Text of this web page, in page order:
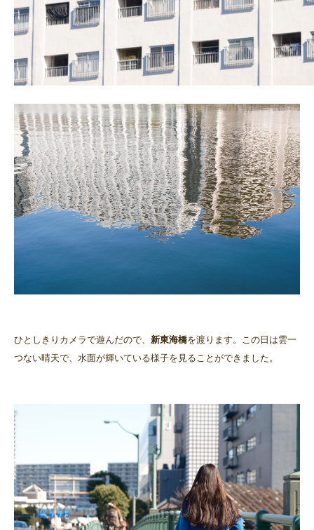
ひとしきりカメラで遊んだので、 新東海橋を渡ります。この日は雲一
つない晴天で、水面が輝いている様子を見ることができました。